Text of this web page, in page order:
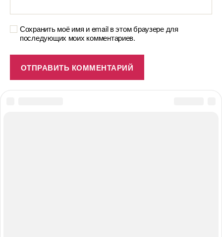
Сохранить моё имя и email в этом браузере для
последующих моих комментариев.